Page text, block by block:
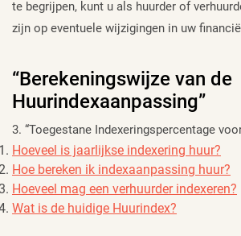
te begrijpen, kunt u als huurder of
zijn op eventuele wijzigingen in uw
“Berekeningswijze van de
Huurindexaanpassing”
3. “Toegestane Indexeringspercentage
Hoeveel is jaarlijkse indexering huur?
Hoe bereken ik indexaanpassing huur?
Hoeveel mag een verhuurder indexeren?
Wat is de huidige Huurindex?